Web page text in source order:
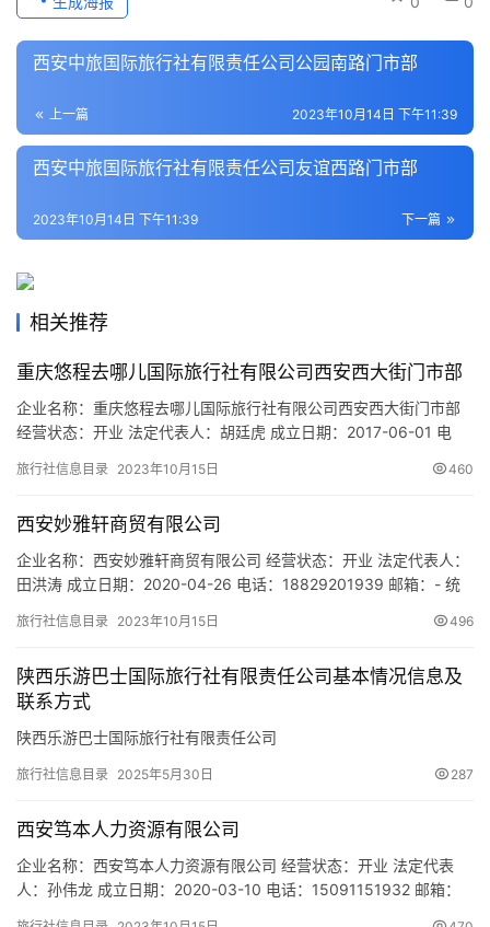
游
之
家
生
活
旅
游
城
西安中旅国际旅行社有限责任公司公园南路门市部
上一篇 2023年10月14日 下午11:39
西安中旅国际旅行社有限责任公司友谊西路门市部
下一篇
2023年10月14日 下午11:39
相关推荐
重庆悠程去哪儿国际旅行社有限公司西安西大街门市部
企业名称：重庆悠程去哪儿国际旅行社有限公司西安西大街门市部
经营状态：开业 法定代表人：胡廷虎 成立日期：2017-06-01 电
码：91610135MA6U58661M 注册地址：陕西省西安市莲湖区钟鼓
客提供宣…
旅行社信息目录 2023年10月15日 460
西安妙雅轩商贸有限公司
企业名称：西安妙雅轩商贸有限公司 经营状态：开业 法定代表人：
田洪涛 成立日期：2020-04-26 电话：18829201939 邮箱：- 统
市沣东新城西雁雀门143号 网址：- 经营范围：一般项目：箱包销
旅行社服务网点旅游招…
旅行社信息目录 2023年10月15日 496
陕西乐游巴士国际旅行社有限责任公司基本情况信息及
联系方式
陕西乐游巴士国际旅行社有限责任公司
旅行社信息目录 2025年5月30日 287
西安笃本人力资源有限公司
企业名称：西安笃本人力资源有限公司 经营状态：开业 法定代表
人：孙伟龙 成立日期：2020-03-10 电话：15091151932 邮箱：